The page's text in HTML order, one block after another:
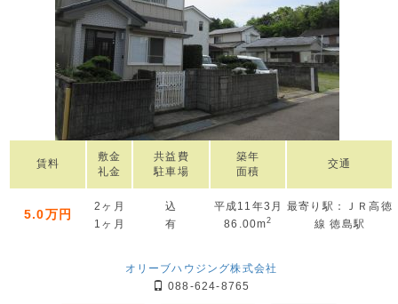
賃料
敷金
礼金
共益費
駐車場
築年
面積
交通
5.0万円
2ヶ月
1ヶ月
込
有
平成11年3月
86.00m2
最寄り駅：ＪＲ高徳
線 徳島駅
オリーブハウジング株式会社
088-624-8765